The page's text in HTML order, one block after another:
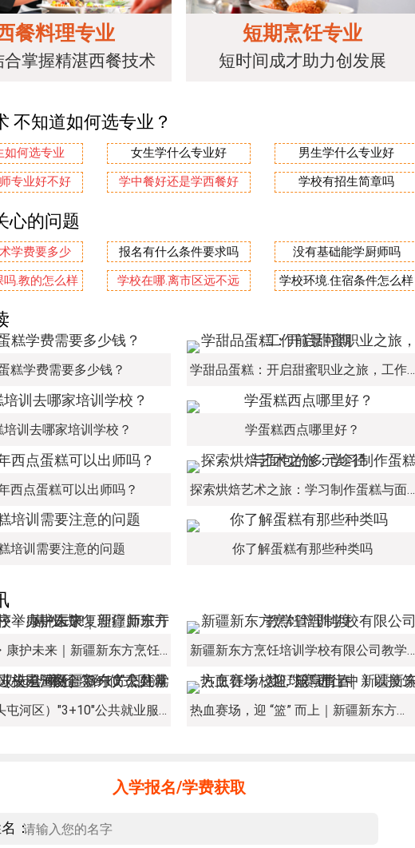
餐料理专业
合掌握精湛西餐技术
短期烹饪专业
短时间成才助力创发展
不知道如何选专业？
如何选专业 女生学什么专业好 男生学什么专业好
专业好不好 学中餐好还是学西餐好 学校有招生简章吗
心的问题
学费要多少 报名有什么条件要求吗 没有基础能学厨师吗
.教的怎么样 学校在哪.离市区远不远 学校环境.住宿条件怎么样
糕学费需要多少钱？ 学甜品蛋糕：开启甜蜜职业之旅，工作前景可期
培训去哪家培训学校？ 学蛋糕西点哪里好？
西点蛋糕可以出师吗？ 探索烘焙艺术之旅：学习制作蛋糕与面包的多元途径
培训需要注意的问题 你了解蛋糕有那些种类吗
新程启序・康护未来｜新疆新东方烹饪学校举办中医康复理疗师班开幕仪式！ 新疆新东方烹饪培训学校有限公司教学管理制度
经开区（头屯河区）"3+10"公共就业服务进校园暨新疆新东方烹饪学校人才双选会+校企签约仪式圆满举行 热血赛场，迎 “篮” 而上｜新疆新东方烹饪学校篮球赛进行中！以技筑梦，乐享青春
入学报名/学费获取
：